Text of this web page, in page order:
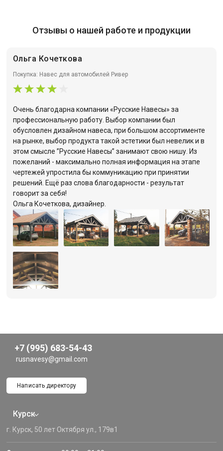
Отзывы о нашей работе и продукции
Ольга Кочеткова
Покупка: Навес для автомобилей Ривер
Очень благодарна компании «Русские Навесы» за
профессиональную работу. Выбор компании был
обусловлен дизайном навеса, при большом ассортименте
на рынке, выбор продукта такой эстетики был невелик и в
этом смысле ”Русские Навесы” занимают свою нишу. Из
пожеланий - максимально полная информация на этапе
чертежей упростила бы коммуникацию при принятии
решений. Ещё раз слова благодарности - результат
говорит за себя!
Ольга Кочеткова, дизайнер.
+7 (995) 683-54-43
rusnavesy@gmail.com
Написать директору
Курск
г. Курск, 50 лет Октября ул., 179в1